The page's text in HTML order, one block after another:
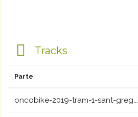
Tracks
Parte
oncobike-2019-tram-1-sant-greg...